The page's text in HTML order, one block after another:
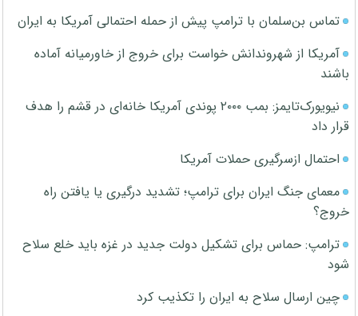
تماس بن‌سلمان با ترامپ پیش از حمله احتمالی آمریکا به ایران
آمریکا از شهروندانش خواست برای خروج از خاورمیانه آماده
باشند
نیویورک‌تایمز: بمب ۲۰۰۰ پوندی آمریکا خانه‌ای در قشم را هدف
قرار داد
احتمال ازسرگیری حملات آمریکا
معمای جنگ ایران برای ترامپ؛ تشدید درگیری یا یافتن راه
خروج؟
ترامپ: حماس برای تشکیل دولت جدید در غزه باید خلع سلاح
شود
چین ارسال سلاح به ایران را تکذیب کرد